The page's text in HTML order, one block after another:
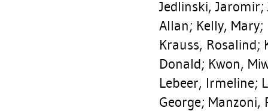
Jedlinski, Jaromir;
Allan; Kelly, Mary;
Krauss, Rosalind;
Donald; Kwon,
Lebeer, Irmeline;
George; Manzoni,